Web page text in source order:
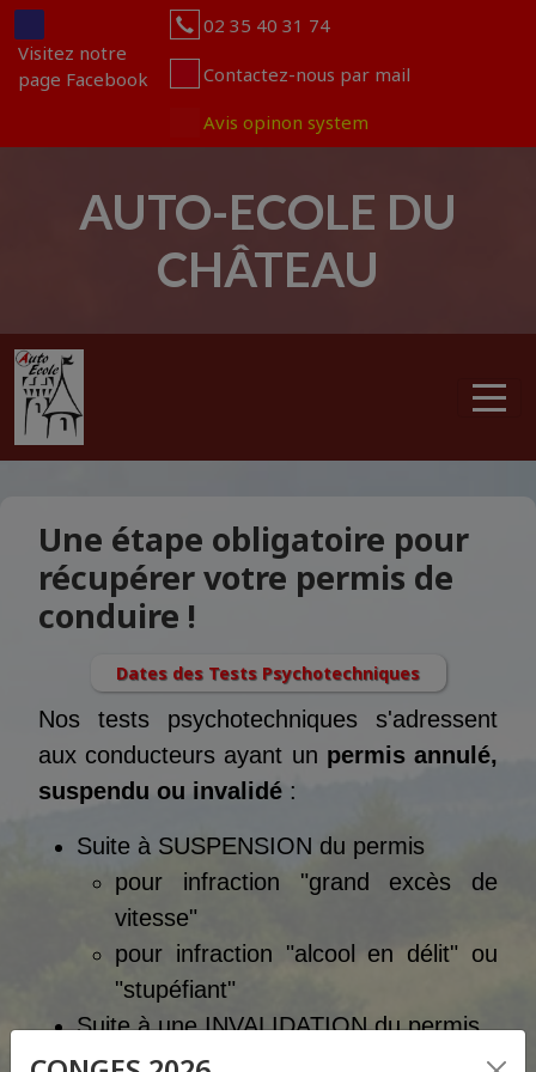
Panneau de gestion des cookies
Visitez notre
page Facebook
02 35 40 31 74
Contactez-nous par mail
Avis opinon system
AUTO-ECOLE DU
CHÂTEAU
Une étape obligatoire pour
récupérer votre permis de
conduire !
Dates des Tests Psychotechniques
Nos tests psychotechniques s'adressent
aux conducteurs ayant un permis annulé,
suspendu ou invalidé :
Suite à SUSPENSION du permis
pour infraction "grand excès de
vitesse"
pour infraction "alcool en délit" ou
"stupéfiant"
Suite à une INVALIDATION du permis
par la perte totale des points du